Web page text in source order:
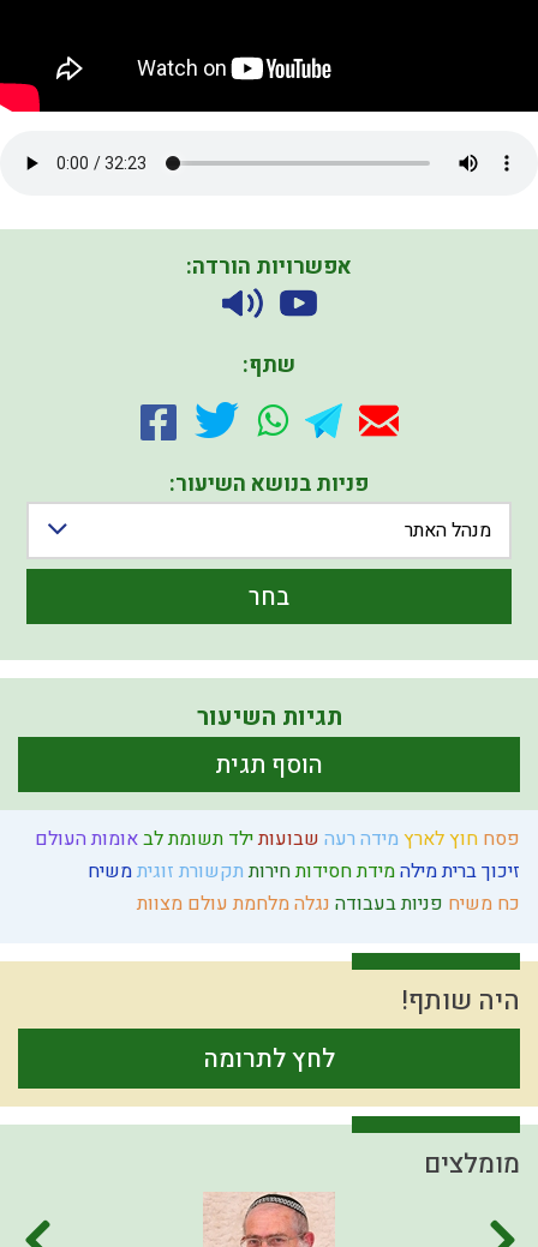
פסח חוץ לארץ מידה רעה שבועותילד תשומת לבאומות העולם
זיכוךברית מילהמידת חסידותחירותתקשורת זוגיתמשיח
כח משיח פניות בעבודה נגלהמלחמת עולם מצוות
היה שותף!
לחץ לתרומה
אפשרויות הורדה:
שתף:
פניות בנושא השיעור:
מנהל האתר
בחר
תגיות השיעור
הוסף תגית
מומלצים